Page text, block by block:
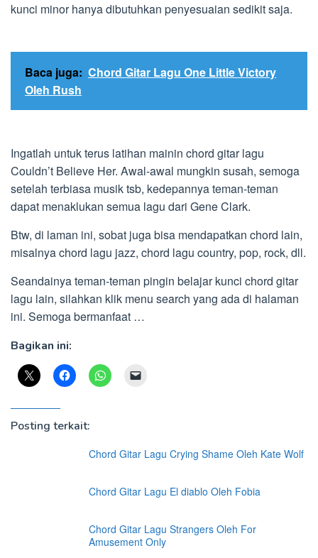
kunci minor hanya dibutuhkan penyesuaian sedikit saja.
Baca juga: Chord Gitar Lagu One Little Victory
Oleh Rush
Ingatlah untuk terus latihan mainin chord gitar lagu
Couldn’t Believe Her. Awal-awal mungkin susah, semoga
setelah terbiasa musik tsb, kedepannya teman-teman
dapat menaklukan semua lagu dari Gene Clark.
Btw, di laman ini, sobat juga bisa mendapatkan chord lain,
misalnya chord lagu jazz, chord lagu country, pop, rock, dll.
Seandainya teman-teman pingin belajar kunci chord gitar
lagu lain, silahkan klik menu search yang ada di halaman
ini. Semoga bermanfaat …
Bagikan ini:
Posting terkait:
Chord Gitar Lagu Crying Shame Oleh Kate Wolf
Chord Gitar Lagu El diablo Oleh Fobia
Chord Gitar Lagu Strangers Oleh For
Amusement Only